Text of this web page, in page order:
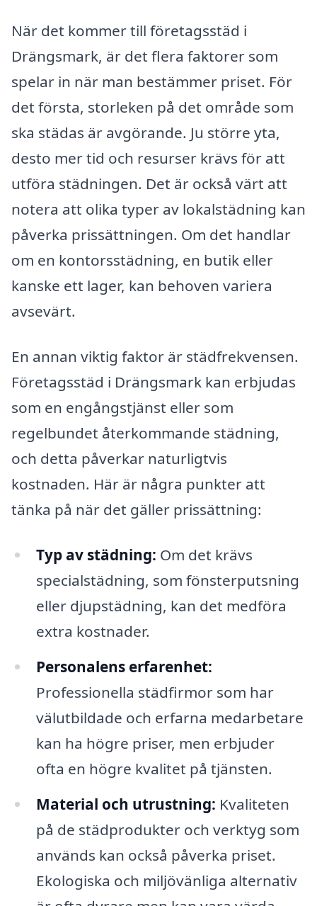
När det kommer till företagsstäd i
Drängsmark, är det flera faktorer som
spelar in när man bestämmer priset. För
det första, storleken på det område som
ska städas är avgörande. Ju större yta,
desto mer tid och resurser krävs för att
utföra städningen. Det är också värt att
notera att olika typer av lokalstädning kan
påverka prissättningen. Om det handlar
om en kontorsstädning, en butik eller
kanske ett lager, kan behoven variera
avsevärt.
En annan viktig faktor är städfrekvensen.
Företagsstäd i Drängsmark kan erbjudas
som en engångstjänst eller som
regelbundet återkommande städning,
och detta påverkar naturligtvis
kostnaden. Här är några punkter att
tänka på när det gäller prissättning:
Typ av städning: Om det krävs
specialstädning, som fönsterputsning
eller djupstädning, kan det medföra
extra kostnader.
Personalens erfarenhet:
Professionella städfirmor som har
välutbildade och erfarna medarbetare
kan ha högre priser, men erbjuder
ofta en högre kvalitet på tjänsten.
Material och utrustning: Kvaliteten
på de städprodukter och verktyg som
används kan också påverka priset.
Ekologiska och miljövänliga alternativ